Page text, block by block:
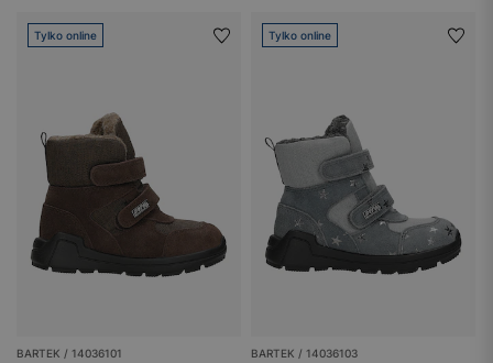
Tylko online
BARTEK / 14036101
Tylko online
BARTEK / 14036103